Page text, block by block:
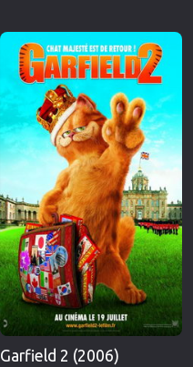
Garfield 2 (2006)